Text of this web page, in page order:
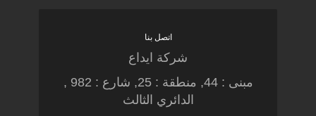
اتصل بنا
شركة ايداع
مبنى : 44, منطقة : 25, شارع : 982 ,
الدائري الثالث